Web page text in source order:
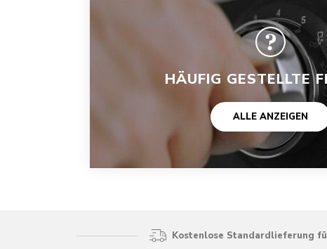
HÄUFIG GESTELLTE
ALLE ANZEIGEN
Kostenlose Standardlieferung